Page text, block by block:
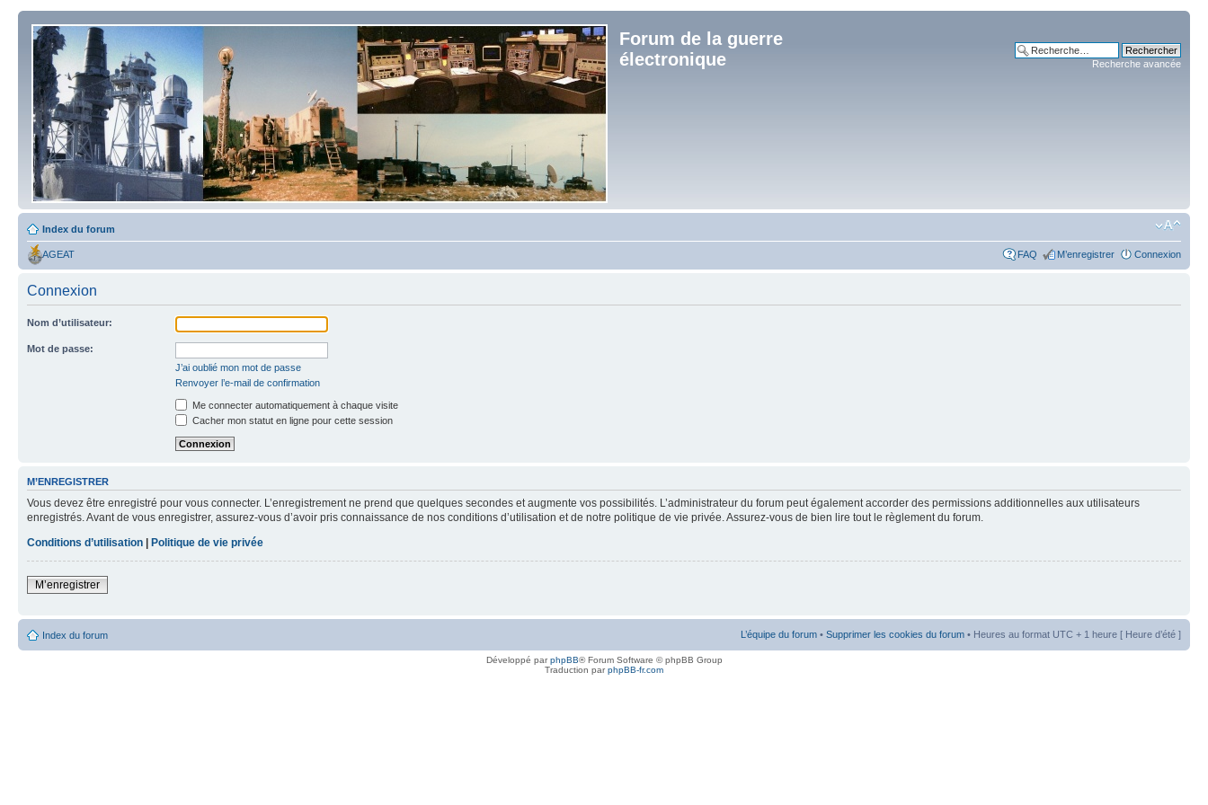
Forum de la guerre
électronique
Recherche avancée
Index du forum
AGEAT FAQ M’enregistrer Connexion
Connexion
Nom d’utilisateur:
Mot de passe:
J’ai oublié mon mot de passe
Renvoyer l’e-mail de confirmation
Me connecter automatiquement à chaque visite
Cacher mon statut en ligne pour cette session
M’ENREGISTRER
Vous devez être enregistré pour vous connecter. L’enregistrement ne prend que quelques secondes et augmente vos possibilités. L’administrateur du forum peut également accorder des permissions additionnelles aux utilisateurs
enregistrés. Avant de vous enregistrer, assurez-vous d’avoir pris connaissance de nos conditions d’utilisation et de notre politique de vie privée. Assurez-vous de bien lire tout le règlement du forum.
Conditions d’utilisation | Politique de vie privée
M’enregistrer
Index du forum L’équipe du forum • Supprimer les cookies du forum • Heures au format UTC + 1 heure [ Heure d’été ]
Développé parphpBB® Forum Software © phpBB Group
Traduction parphpBB-fr.com